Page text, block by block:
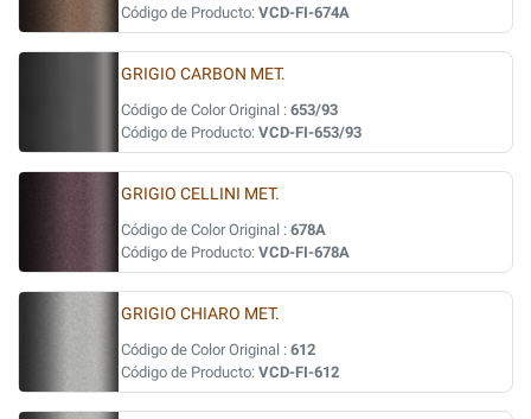
Código de Producto: VCD-FI-674A
GRIGIO CARBON MET.
Código de Color Original : 653/93
Código de Producto: VCD-FI-653/93
GRIGIO CELLINI MET.
Código de Color Original : 678A
Código de Producto: VCD-FI-678A
GRIGIO CHIARO MET.
Código de Color Original : 612
Código de Producto: VCD-FI-612